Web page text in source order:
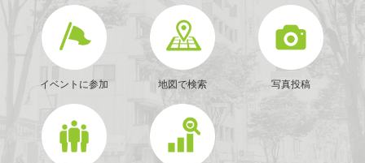
イベントに参加 地図で検索 写真投稿